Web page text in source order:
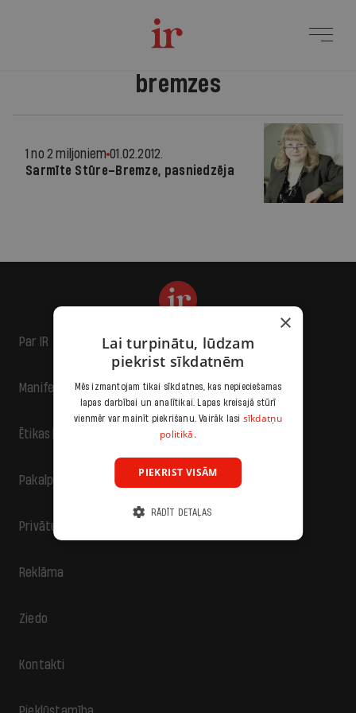
bremzes
1 no 2 miljoniem 01.02.2012.
Sarmīte Stūre–Bremze, pasniedzēja
Par IR
Manifests
Ētikas kodekss
Pakalpojumu sniegšanas noteikumi
Privātuma politika
Reklāma
Ziedo
Kontakti
×
Lai turpinātu, lūdzam
piekrist sīkdatnēm
Mēs izmantojam tikai sīkdatnes, kas nepieciešamas
lapas darbībai un analītikai. Lapas kreisajā stūrī
vienmēr var mainīt piekrišanu. Vairāk lasi sīkdatņu
politikā.
PIEKRIST VISĀM
RĀDĪT DETAĻAS